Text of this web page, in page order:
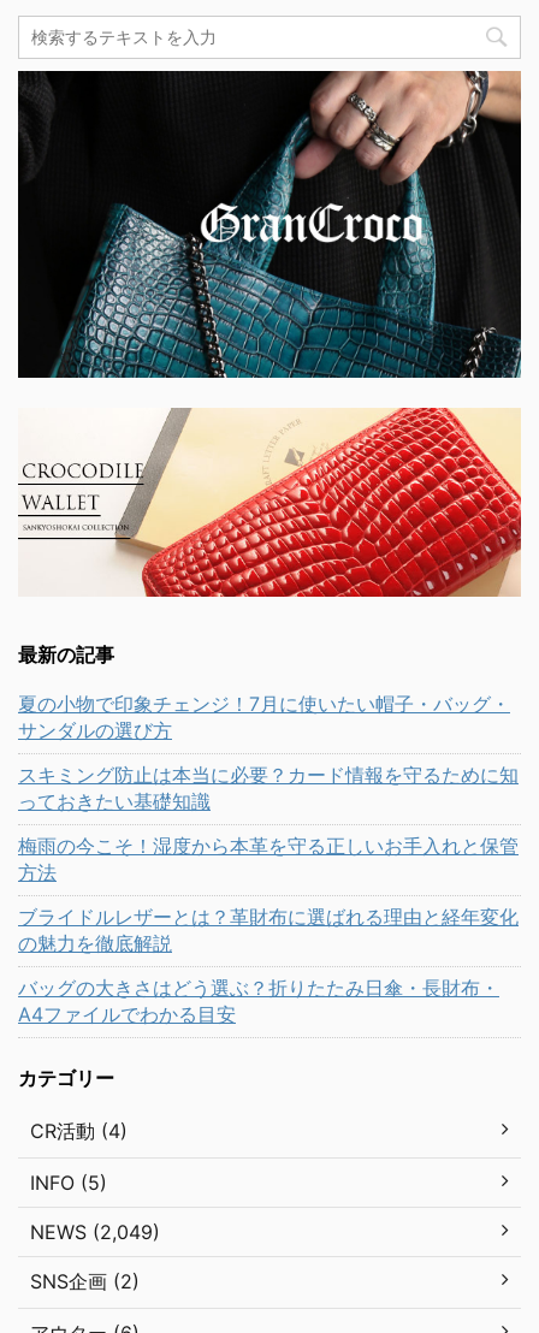
最新の記事
夏の小物で印象チェンジ！7月に使いたい帽子・バッグ・
サンダルの選び方
スキミング防止は本当に必要？カード情報を守るために知
っておきたい基礎知識
梅雨の今こそ！湿度から本革を守る正しいお手入れと保管
方法
ブライドルレザーとは？革財布に選ばれる理由と経年変化
の魅力を徹底解説
バッグの大きさはどう選ぶ？折りたたみ日傘・長財布・
A4ファイルでわかる目安
カテゴリー
CR活動 (4)
INFO (5)
NEWS (2,049)
SNS企画 (2)